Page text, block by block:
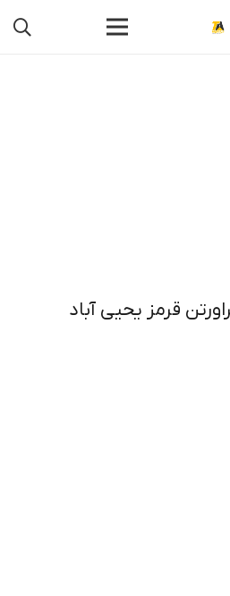
قرمز یحیی آباد